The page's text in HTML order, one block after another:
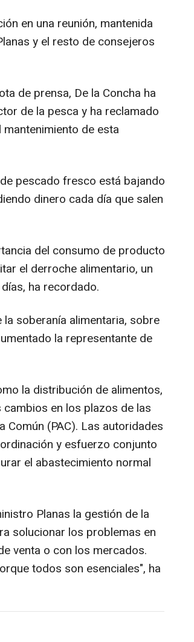
en una reunión, mantenida
y el resto de consejeros
de prensa, De la Concha ha
de la pesca y ha reclamado
de esta
pescado fresco está bajando
dinero cada día que salen
del consumo de producto
el derroche alimentario, un
ha recordado.
soberanía alimentaria, sobre
la representante de
la distribución de alimentos,
en los plazos de las
(PAC). Las autoridades
y esfuerzo conjunto
el abastecimiento normal
Planas la gestión de la
solucionar los problemas en
venta o con los mercados.
todos son esenciales", ha